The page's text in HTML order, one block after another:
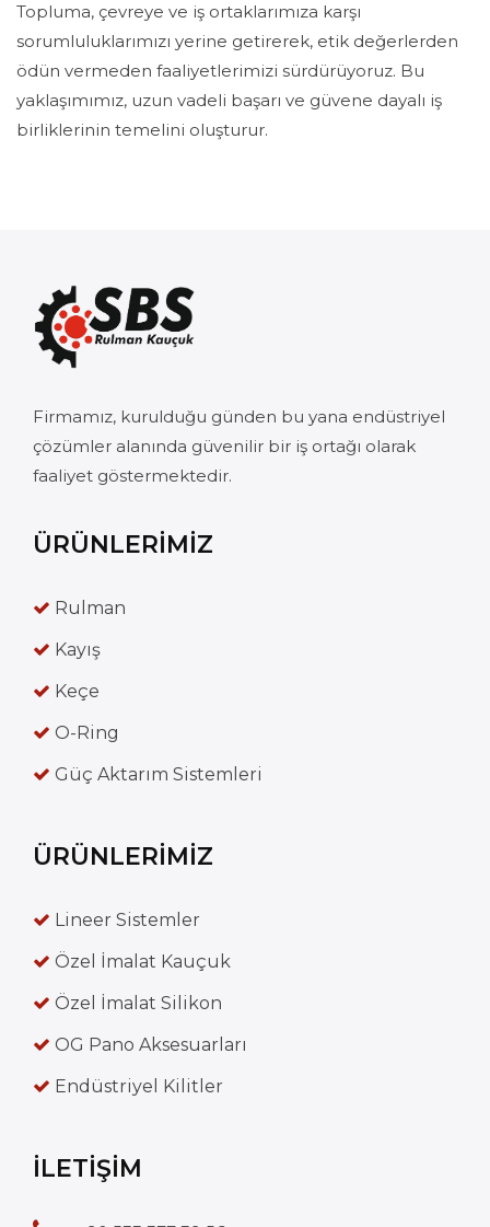
Topluma, çevreye ve iş ortaklarımıza karşı
sorumluluklarımızı yerine getirerek, etik değerlerden
ödün vermeden faaliyetlerimizi sürdürüyoruz. Bu
yaklaşımımız, uzun vadeli başarı ve güvene dayalı iş
birliklerinin temelini oluşturur.
Firmamız, kurulduğu günden bu yana endüstriyel
çözümler alanında güvenilir bir iş ortağı olarak
faaliyet göstermektedir.
ÜRÜNLERİMİZ
Rulman
Kayış
Keçe
O-Ring
Güç Aktarım Sistemleri
ÜRÜNLERİMİZ
Lineer Sistemler
Özel İmalat Kauçuk
Özel İmalat Silikon
OG Pano Aksesuarları
Endüstriyel Kilitler
İLETİŞİM